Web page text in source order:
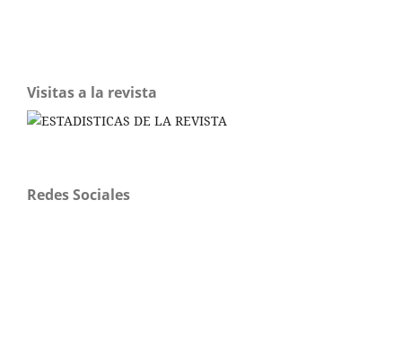
Visitas a la revista
Redes Sociales